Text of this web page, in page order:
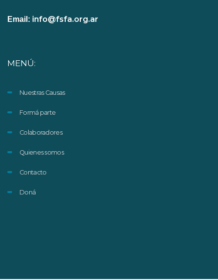
Email: info@fsfa.org.ar
MENÚ:
Nuestras Causas
Formá parte
Colaboradores
Quienes somos
Contacto
Doná